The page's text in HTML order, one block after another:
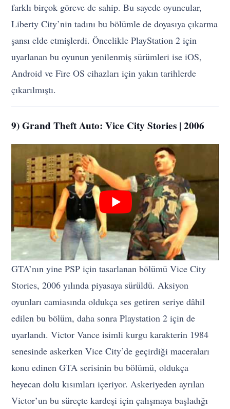
farklı birçok göreve de sahip. Bu sayede oyuncular,
Liberty City’nin tadını bu bölümle de doyasıya çıkarma
şansı elde etmişlerdi. Öncelikle PlayStation 2 için
uyarlanan bu oyunun yenilenmiş sürümleri ise iOS,
Android ve Fire OS cihazları için yakın tarihlerde
çıkarılmıştı.
9) Grand Theft Auto: Vice City Stories | 2006
GTA’nın yine PSP için tasarlanan bölümü Vice City
Stories, 2006 yılında piyasaya sürüldü. Aksiyon
oyunları camiasında oldukça ses getiren seriye dâhil
edilen bu bölüm, daha sonra Playstation 2 için de
uyarlandı. Victor Vance isimli kurgu karakterin 1984
senesinde askerken Vice City’de geçirdiği maceraları
konu edinen GTA serisinin bu bölümü, oldukça
heyecan dolu kısımları içeriyor. Askeriyeden ayrılan
Victor’un bu süreçte kardeşi için çalışmaya başladığı